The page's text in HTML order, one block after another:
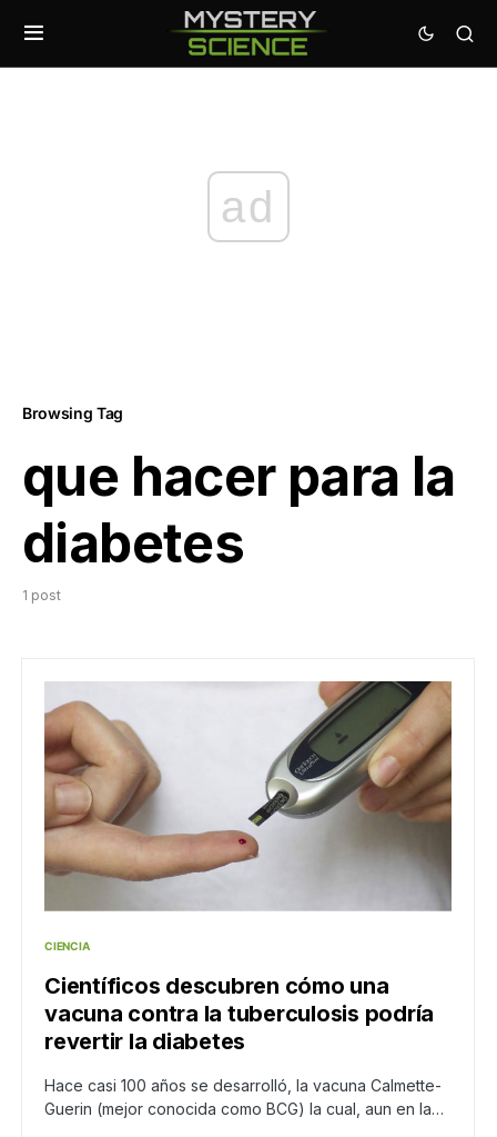
ad
Browsing Tag
que hacer para la
diabetes
1 post
CIENCIA
Científicos descubren cómo una
vacuna contra la tuberculosis podría
revertir la diabetes
Hace casi 100 años se desarrolló, la vacuna Calmette-
Guerin (mejor conocida como BCG) la cual, aun en la…